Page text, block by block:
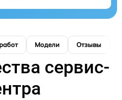
Модели Отзывы
сервис-